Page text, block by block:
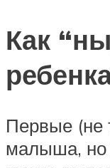
Как
Первые (не
малыша, но